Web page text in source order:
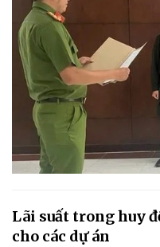
Lãi suất trong huy
cho các dự án